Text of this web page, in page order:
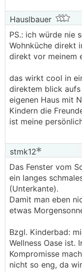
Hauslbauer
PS.: ich würde nie
Wohnküche direkt
direkt vor meinem
das wirkt cool in
direktem blick
eigenen Haus mit
Kindern die
ist meine
stmk12
Das Fenster vom
ein langes
(Unterkante).
Damit man eben
etwas
Bzgl. Kinderbad:
Wellness Oase ist.
Kompromisse
nicht so eng, da